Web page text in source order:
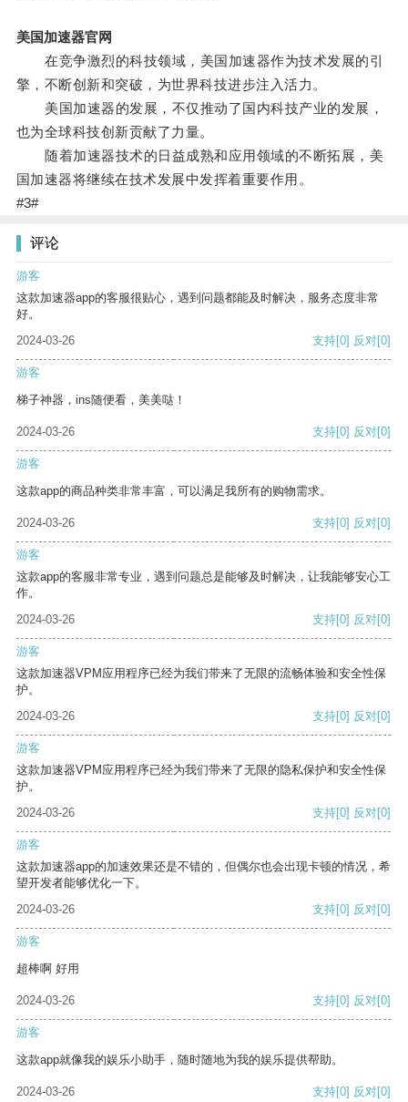
美国加速器官网
在竞争激烈的科技领域，美国加速器作为技术发展的引
擎，不断创新和突破，为世界科技进步注入活力。
美国加速器的发展，不仅推动了国内科技产业的发展，
也为全球科技创新贡献了力量。
随着加速器技术的日益成熟和应用领域的不断拓展，美
国加速器将继续在技术发展中发挥着重要作用。
#3#
评论
游客
这款加速器app的客服很贴心，遇到问题都能及时解决，服务态度非常
好。
2024-03-26
支持[0] 反对[0]
游客
梯子神器，ins随便看，美美哒！
2024-03-26 支持[0] 反对[0]
游客
这款app的商品种类非常丰富，可以满足我所有的购物需求。
2024-03-26 支持[0] 反对[0]
游客
这款app的客服非常专业，遇到问题总是能够及时解决，让我能够安心工
作。
2024-03-26
支持[0] 反对[0]
游客
这款加速器VPM应用程序已经为我们带来了无限的流畅体验和安全性保
护。
2024-03-26
支持[0] 反对[0]
游客
这款加速器VPM应用程序已经为我们带来了无限的隐私保护和安全性保
护。
2024-03-26
支持[0] 反对[0]
游客
这款加速器app的加速效果还是不错的，但偶尔也会出现卡顿的情况，希
望开发者能够优化一下。
2024-03-26
支持[0] 反对[0]
游客
超棒啊 好用
2024-03-26 支持[0] 反对[0]
游客
这款app就像我的娱乐小助手，随时随地为我的娱乐提供帮助。
2024-03-26 支持[0] 反对[0]